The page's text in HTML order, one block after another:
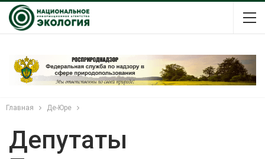
Главная Де-Юре
Депутаты